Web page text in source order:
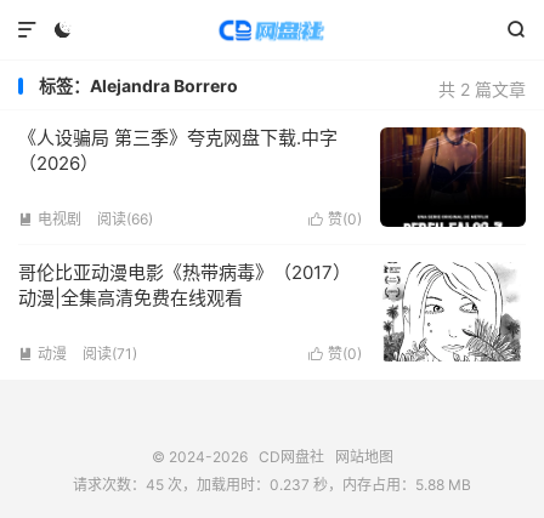
 

共 2 篇文章
标签：Alejandra Borrero
《人设骗局 第三季》夸克网盘下载.中字
（2026）
 赞(0)
 电视剧 阅读(66)
哥伦比亚动漫电影《热带病毒》（2017）
动漫|全集高清免费在线观看
 赞(0)
 动漫 阅读(71 )
© 2024-2026 CD网盘社
网站地图
请求次数：45 次，加载用时：0.237 秒，内存占用：5.88 MB